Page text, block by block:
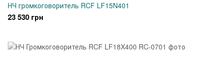
НЧ громкоговоритель RCF LF15N401
23 530 грн